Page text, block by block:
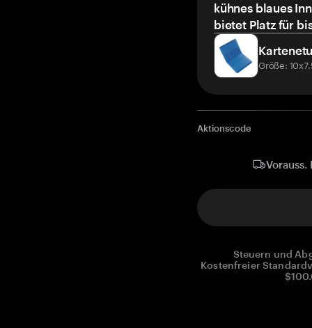
kühnes blaues
bietet Platz für
Größe:
Aktionscode
Steuern und
Kostenfreier